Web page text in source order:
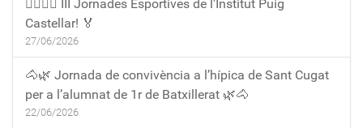
🏃‍♀️🏃‍♂️ III Jornades Esportives de l'Institut Puig
Castellar! 🏅
27/06/2026
🐴🌿 Jornada de convivència a l’hípica de Sant Cugat
per a l’alumnat de 1r de Batxillerat 🌿🐴
22/06/2026